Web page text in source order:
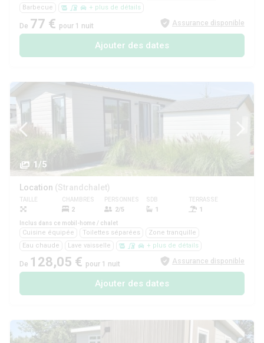
Barbecue
+ plus de détails
De 77 € pour 1 nuit Assurance disponible
Ajouter des dates
1/5
Location (Strandchalet)
TAILLE CHAMBRES
2
PERSONNES
2/5
SDB
1
TERRASSE
1
Inclus dans ce mobil-home / chalet
Cuisine équipée Toilettes séparées
Zone tranquille
Eau chaude
Lave vaisselle + plus de détails
De 128,05 € pour 1 nuit Assurance disponible
Ajouter des dates